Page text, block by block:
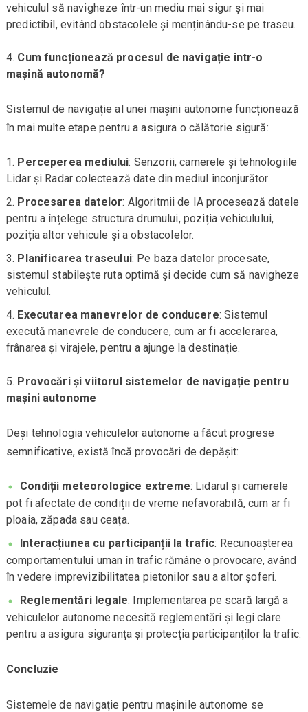
vehiculul să navigheze într-un mediu mai sigur și mai
predictibil, evitând obstacolele și menținându-se pe traseu.
Cum funcționează procesul de navigație într-o
mașină autonomă?
Sistemul de navigație al unei mașini autonome funcționează
în mai multe etape pentru a asigura o călătorie sigură:
Perceperea mediului: Senzorii, camerele și tehnologiile
Lidar și Radar colectează date din mediul înconjurător.
Procesarea datelor: Algoritmii de IA procesează datele
pentru a înțelege structura drumului, poziția vehiculului,
poziția altor vehicule și a obstacolelor.
Planificarea traseului: Pe baza datelor procesate,
sistemul stabilește ruta optimă și decide cum să navigheze
vehiculul.
Executarea manevrelor de conducere: Sistemul
execută manevrele de conducere, cum ar fi accelerarea,
frânarea și virajele, pentru a ajunge la destinație.
Provocări și viitorul sistemelor de navigație pentru
mașini autonome
Deși tehnologia vehiculelor autonome a făcut progrese
semnificative, există încă provocări de depășit:
Condiții meteorologice extreme: Lidarul și camerele
pot fi afectate de condiții de vreme nefavorabilă, cum ar fi
ploaia, zăpada sau ceața.
Interacțiunea cu participanții la trafic: Recunoașterea
comportamentului uman în trafic rămâne o provocare, având
în vedere imprevizibilitatea pietonilor sau a altor șoferi.
Reglementări legale: Implementarea pe scară largă a
vehiculelor autonome necesită reglementări și legi clare
pentru a asigura siguranța și protecția participanților la trafic.
Concluzie
Sistemele de navigație pentru mașinile autonome se